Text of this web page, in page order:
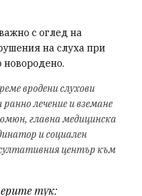
с оглед на
на слуха при
новородено.
вродени слухови
лечение и вземане
главна медицинска
и социален
център към
тук: